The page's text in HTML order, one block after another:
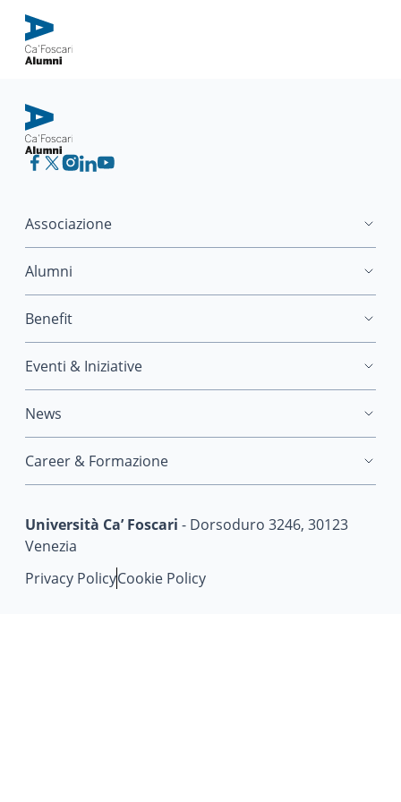
Associazione
Alumni
Benefit
Eventi & Iniziative
News
Career & Formazione
Università Ca’ Foscari - Dorsoduro 3246, 30123
Venezia
Privacy PolicyCookie Policy